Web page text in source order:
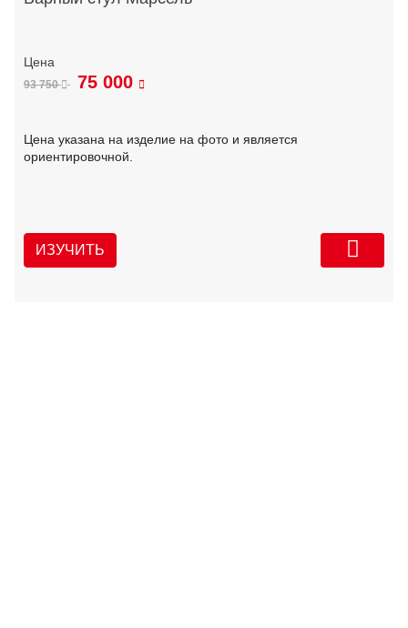
93 750 75 000
Цена указана на изделие на фото и является
ориентировочной.
ИЗУЧИТЬ